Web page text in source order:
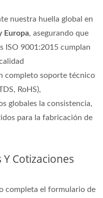
nuestra huella global en
Europa, asegurando que
ISO 9001:2015 cumplan
completo soporte técnico
RoHS),
globales la consistencia,
para la fabricación de
Cotizaciones
completa el formulario de